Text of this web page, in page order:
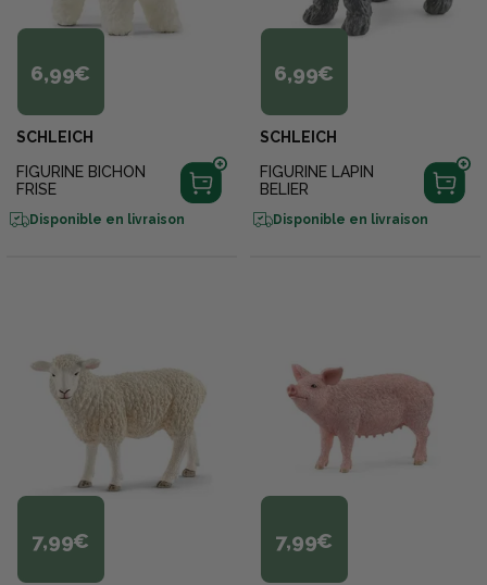
6,99€
SCHLEICH
FIGURINE BICHON
FRISE
Disponible en livraison
6,99€
SCHLEICH
FIGURINE LAPIN
BELIER
Disponible en livraison
7,99€ 7,99€